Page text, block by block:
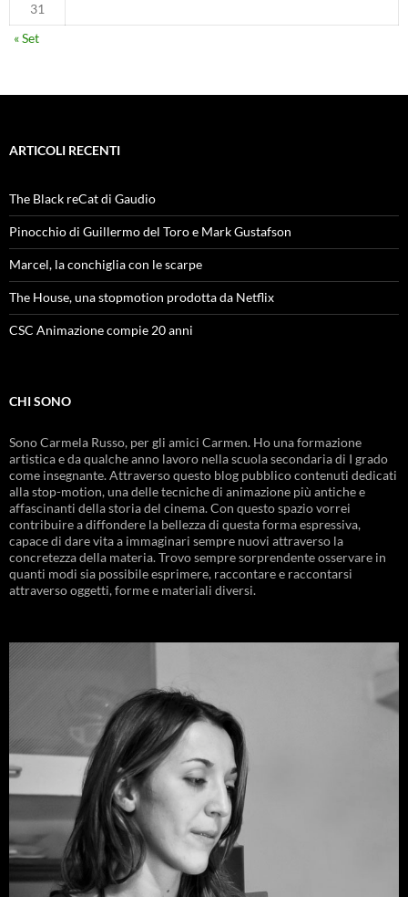
31
« Set
ARTICOLI RECENTI
The Black reCat di Gaudio
Pinocchio di Guillermo del Toro e Mark Gustafson
Marcel, la conchiglia con le scarpe
The House, una stopmotion prodotta da Netflix
CSC Animazione compie 20 anni
CHI SONO
Sono Carmela Russo, per gli amici Carmen. Ho una formazione
artistica e da qualche anno lavoro nella scuola secondaria di I grado
come insegnante. Attraverso questo blog pubblico contenuti dedicati
alla stop-motion, una delle tecniche di animazione più antiche e
affascinanti della storia del cinema. Con questo spazio vorrei
contribuire a diffondere la bellezza di questa forma espressiva,
capace di dare vita a immaginari sempre nuovi attraverso la
concretezza della materia. Trovo sempre sorprendente osservare in
quanti modi sia possibile esprimere, raccontare e raccontarsi
attraverso oggetti, forme e materiali diversi.